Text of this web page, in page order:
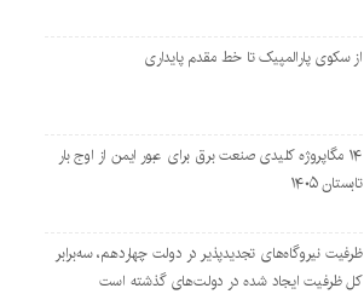
از سکوی پارالمپیک تا خط مقدم پایداری
۱۴ مگاپروژه‌ کلیدی صنعت برق برای عبور ایمن از اوج بار
تابستان ۱۴۰۵
ظرفیت نیروگاه‌های تجدیدپذیر در دولت چهاردهم، سه‌برابر
کل ظرفیت ایجاد شده در دولت‌های گذشته است